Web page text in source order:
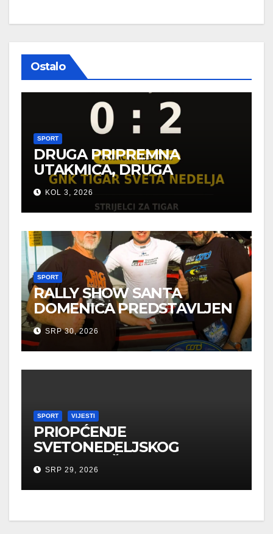
Ostalo
SPORT
DRUGA PRIPREMNA
UTAKMICA, DRUGA
POBJEDA ZA TIGROVE
KOL 3, 2026
SPORT
RALLY SHOW SANTA
DOMENICA PREDSTAVLJEN
U AUSTRIJI
SRP 30, 2026
SPORT VIJESTI
PRIOPĆENJE
SVETONEDELJSKOG
GRADONAČELNIKA O
SPORTSKIM UDRUGAMA
SRP 29, 2026